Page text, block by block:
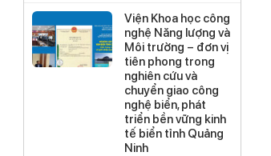
Viện Khoa học công
nghệ Năng lượng và
Môi trường – đơn vị
tiên phong trong
nghiên cứu và
chuyển giao công
nghệ biển, phát
triển bền vững kinh
tế biển tỉnh Quảng
Ninh